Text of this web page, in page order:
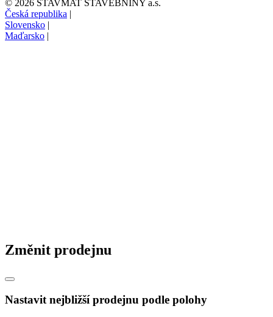
© 2026 STAVMAT STAVEBNINY a.s.
Česká republika |
Slovensko |
Maďarsko |
Změnit prodejnu
Nastavit nejbližší prodejnu podle polohy